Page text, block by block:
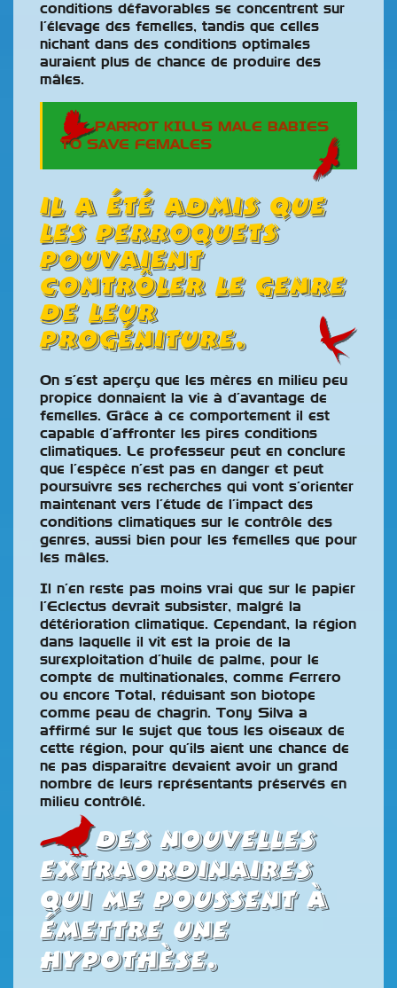
conditions défavorables se concentrent sur
l’élevage des femelles, tandis que celles
nichant dans des conditions optimales
auraient plus de chance de produire des
mâles.
PARROT KILLS MALE BABIES
TO SAVE FEMALES
il a été admis que
les perroquets
pouvaient
contrôler le genre
de leur
progéniture.
On s’est aperçu que les mères en milieu peu
propice donnaient la vie à d’avantage de
femelles. Grâce à ce comportement il est
capable d’affronter les pires conditions
climatiques. Le professeur peut en conclure
que l’espèce n’est pas en danger et peut
poursuivre ses recherches qui vont s’orienter
maintenant vers l’étude de l’impact des
conditions climatiques sur le contrôle des
genres, aussi bien pour les femelles que pour
les mâles.
Il n’en reste pas moins vrai que sur le papier
l’Eclectus devrait subsister, malgré la
détérioration climatique. Cependant, la région
dans laquelle il vit est la proie de la
surexploitation d’huile de palme, pour le
compte de multinationales, comme Ferrero
ou encore Total, réduisant son biotope
comme peau de chagrin. Tony Silva a
affirmé sur le sujet que tous les oiseaux de
cette région, pour qu’ils aient une chance de
ne pas disparaitre devaient avoir un grand
nombre de leurs représentants préservés en
milieu contrôlé.
Des nouvelles
extraordinaires
qui me poussent à
émettre une
hypothèse.